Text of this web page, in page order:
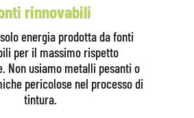
rinnovabili
energia prodotta da fonti
per il massimo rispetto
Non usiamo metalli pesanti o
pericolose nel processo di
tintura.